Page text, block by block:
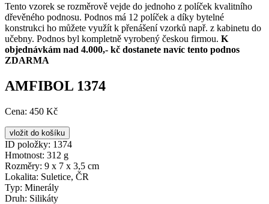
Tento vzorek se rozměrově vejde do jednoho z políček kvalitního
dřevěného podnosu. Podnos má 12 políček a díky bytelné
konstrukci ho můžete využít k přenášení vzorků např. z kabinetu do
učebny. Podnos byl kompletně vyrobený českou firmou. K
objednávkám nad 4.000,- kč dostanete navíc tento podnos
ZDARMA
AMFIBOL 1374
Cena: 450 Kč
ID položky: 1374
Hmotnost: 312 g
Rozměry: 9 x 7 x 3,5 cm
Lokalita: Suletice, ČR
Typ: Minerály
Druh: Silikáty